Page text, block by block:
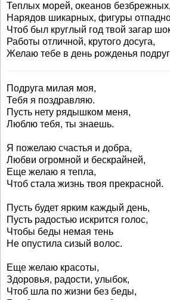
Теплых морей, океанов безбрежных,
Нарядов шикарных, фигуры
Чтоб был круглый год твой загар
Работы отличной, крутого досуга,
Желаю тебе в день рожденья
Подруга милая моя,
Тебя я поздравляю.
Пусть нету рядышком меня,
Люблю тебя, ты знаешь.
Я пожелаю счастья и добра,
Любви огромной и бескрайней,
Еще желаю я тепла,
Чтоб стала жизнь твоя прекрасной.
Пусть будет ярким каждый день,
Пусть радостью искрится голос,
Чтобы беды немая тень
Не опустила сизый волос.
Еще желаю красоты,
Здоровья, радости, улыбок,
Чтоб шла по жизни без беды,